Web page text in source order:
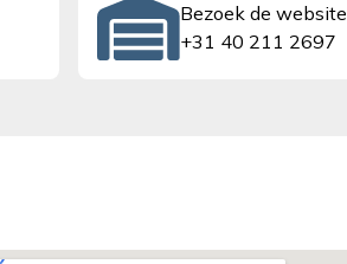
Bezoek de website
+31 40 211 2697